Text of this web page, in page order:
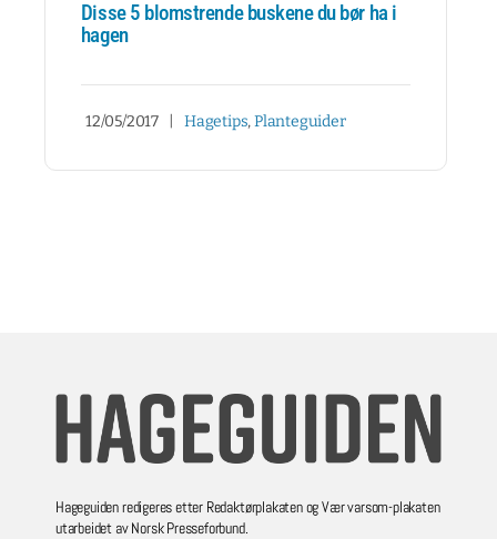
Disse 5 blomstrende buskene du bør ha i
hagen
12/05/2017 Hagetips,Planteguider
Hageguiden redigeres etter Redaktørplakaten og Vær varsom-plakaten
utarbeidet av Norsk Presseforbund.